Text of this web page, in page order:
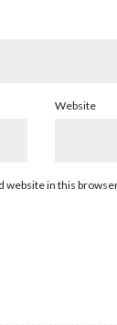
Website
website in this